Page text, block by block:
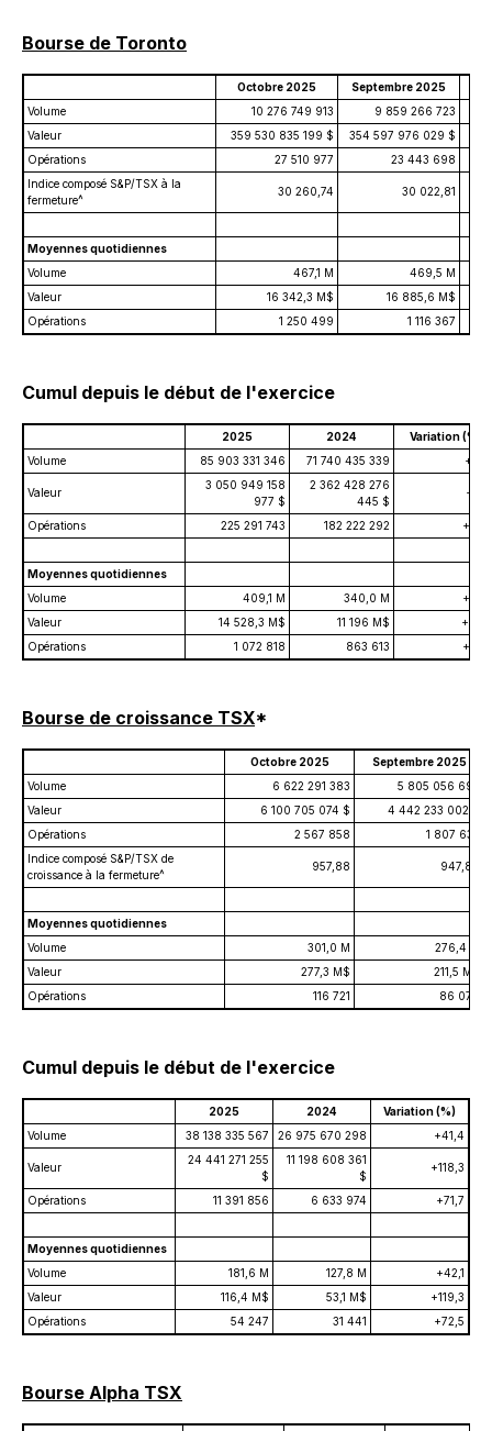
Bourse de Toronto
Octobre 2025 Septembre 2025
Volume
10 276 749 913
9 859 266 723
Valeur
359 530 835 199 $ 354 597 976 029 $
Opérations
27 510 977
23 443 698
Indice composé S&P/TSX à la
fermeture^
30 260,74 30 022,81
Moyennes quotidiennes
Volume
467,1 M
469,5 M
Valeur
16 342,3 M$
16 885,6 M$
Opérations
1 250 499 1 116 367
Cumul depuis le début de l'exercice
2025 2024
Variation (%)
Volume
85 903 331 346 71 740 435 339
Valeur
3 050 949 158
977 $
2 362 428 276
445 $
Opérations 225 291 743 182 222 292
Moyennes quotidiennes
Volume
409,1 M 340,0 M
Valeur
14 528,3 M$ 11 196 M$
Opérations
1 072 818 863 613
Bourse de croissance TSX*
Octobre 2025
Septembre 2025
Volume
6 622 291 383
5 805 056 692
Valeur
6 100 705 074 $
4 442 233 002 $
Opérations
2 567 858
1 807 632
Indice composé S&P/TSX de
croissance à la fermeture^
957,88 947,84
Moyennes quotidiennes
Volume
301,0 M
276,4 M
Valeur
277,3 M$
211,5 M$
Opérations
116 721 86 078
Cumul depuis le début de l'exercice
2025 2024
Variation (%)
Volume
38 138 335 567 26 975 670 298 +41,4
Valeur
24 441 271 255
$
11 198 608 361
$
+118,3
Opérations 11 391 856 6 633 974 +71,7
Moyennes quotidiennes
Volume
181,6 M 127,8 M
+42,1
Valeur
116,4 M$ 53,1 M$
+119,3
Opérations
54 247 31 441 +72,5
Bourse Alpha TSX